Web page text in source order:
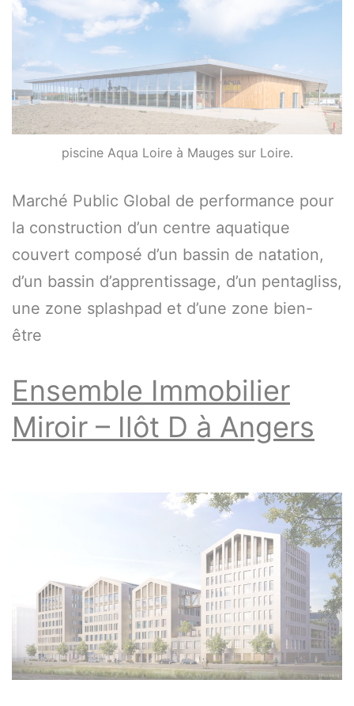
piscine Aqua Loire à Mauges sur Loire.
Marché Public Global de performance pour
la construction d’un centre aquatique
couvert composé d’un bassin de natation,
d’un bassin d’apprentissage, d’un pentagliss,
une zone splashpad et d’une zone bien-
être
Ensemble Immobilier
Miroir – Ilôt D à Angers